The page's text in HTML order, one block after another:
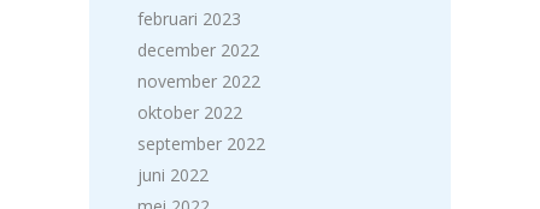
februari 2023
december 2022
november 2022
oktober 2022
september 2022
juni 2022